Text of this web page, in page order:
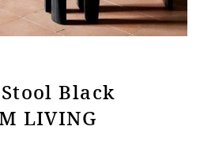
Black
LIVING